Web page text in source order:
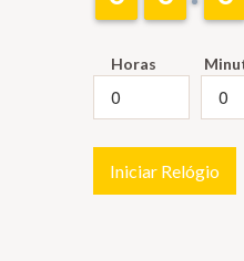
Horas
Iniciar Relógio